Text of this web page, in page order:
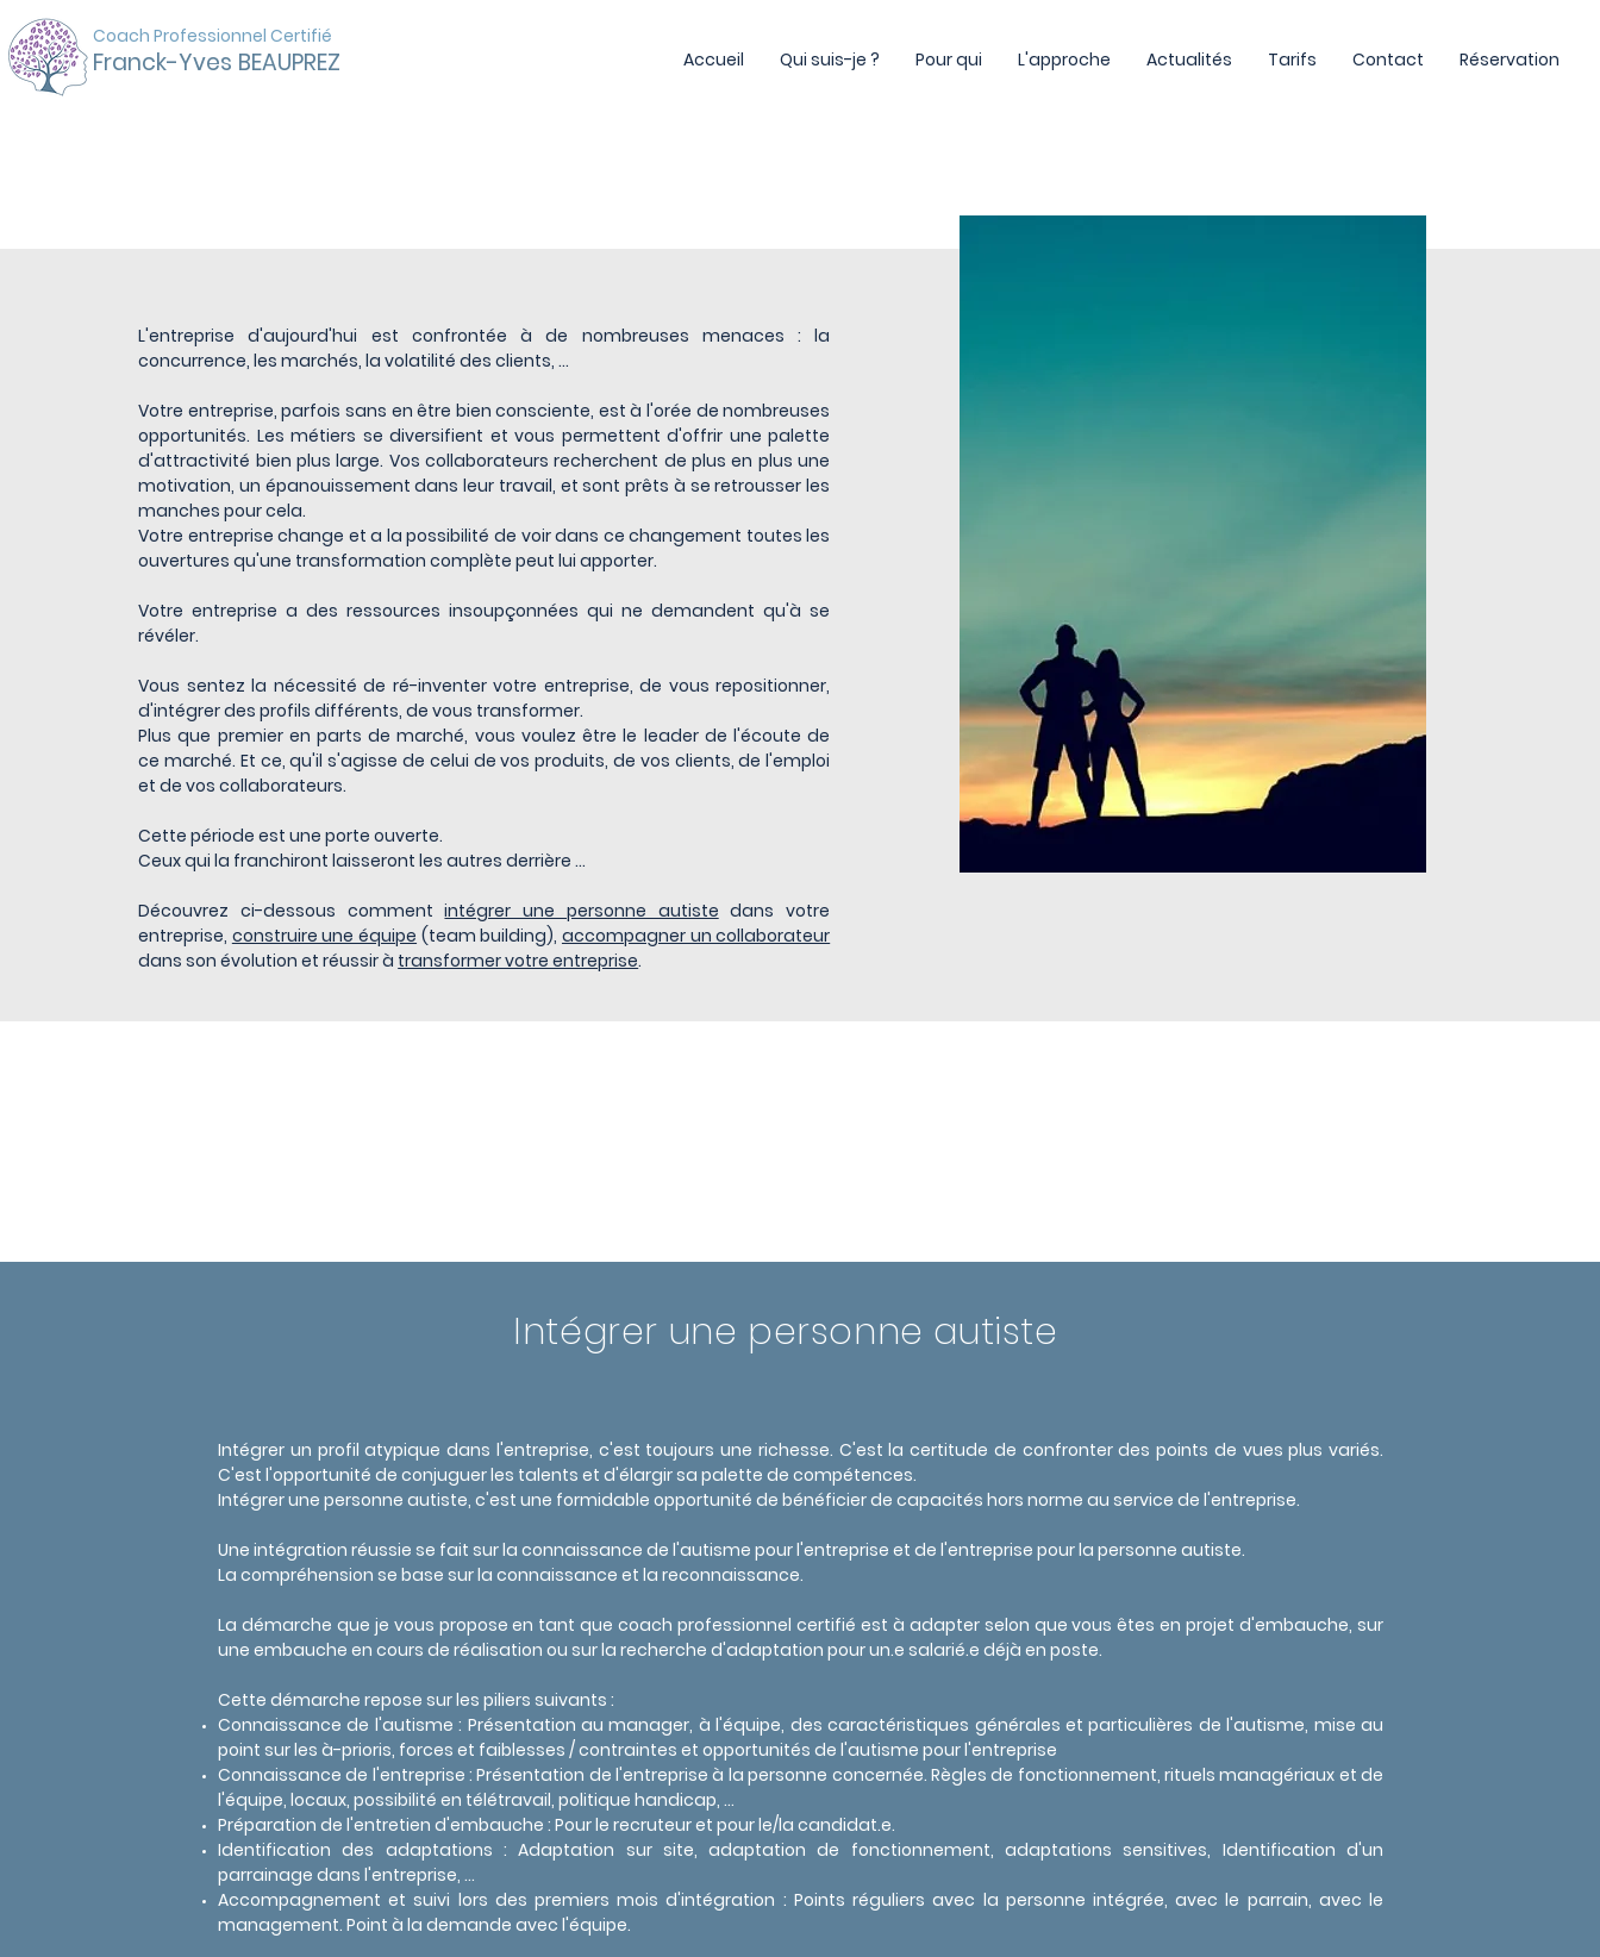
Coach Professionnel Certifié
Franck-Yves BEAUPREZ Accueil Qui suis-je ? Pour qui L'approche Actualités Tarifs Contact Réservation
L'entreprise d'aujourd'hui est confrontée à de nombreuses menaces : la
concurrence, les marchés, la volatilité des clients, …
Votre entreprise, parfois sans en être bien consciente, est à l'orée de nombreuses
opportunités. Les métiers se diversifient et vous permettent d'offrir une palette
d'attractivité bien plus large. Vos collaborateurs recherchent de plus en plus une
motivation, un épanouissement dans leur travail, et sont prêts à se retrousser les
manches pour cela.
Votre entreprise change et a la possibilité de voir dans ce changement toutes les
ouvertures qu'une transformation complète peut lui apporter.
Votre entreprise a des ressources insoupçonnées qui ne demandent qu'à se
révéler.
Vous sentez la nécessité de ré-inventer votre entreprise, de vous repositionner,
d'intégrer des profils différents, de vous transformer.
Plus que premier en parts de marché, vous voulez être le leader de l'écoute de
ce marché. Et ce, qu'il s'agisse de celui de vos produits, de vos clients, de l'emploi
et de vos collaborateurs.
Cette période est une porte ouverte.
Ceux qui la franchiront laisseront les autres derrière ...
Découvrez ci-dessous commentintégrer une personne autiste dans votre
entreprise, construire une équipe (team building), accompagner un collaborateur
dans son évolution et réussir à transformer votre entreprise.
Intégrer une personne autiste
Intégrer un profil atypique dans l'entreprise, c'est toujours une richesse. C'est la certitude de confronter des points de vues plus variés.
C'est l'opportunité de conjuguer les talents et d'élargir sa palette de compétences.
Intégrer une personne autiste, c'est une formidable opportunité de bénéficier de capacités hors norme au service de l'entreprise.
Une intégration réussie se fait sur la connaissance de l'autisme pour l'entreprise et de l'entreprise pour la personne autiste.
La compréhension se base sur la connaissance et la reconnaissance.
La démarche que je vous propose en tant que coach professionnel certifié est à adapter selon que vous êtes en projet d'embauche, sur
une embauche en cours de réalisation ou sur la recherche d'adaptation pour un.e salarié.e déjà en poste.
Cette démarche repose sur les piliers suivants :
Connaissance de l'autisme : Présentation au manager, à l'équipe, des caractéristiques générales et particulières de l'autisme, mise au
point sur les à-prioris, forces et faiblesses / contraintes et opportunités de l'autisme pour l'entreprise
Connaissance de l'entreprise : Présentation de l'entreprise à la personne concernée. Règles de fonctionnement, rituels managériaux et de
l'équipe, locaux, possibilité en télétravail, politique handicap, …
Préparation de l'entretien d'embauche : Pour le recruteur et pour le/la candidat.e.
Identification des adaptations : Adaptation sur site, adaptation de fonctionnement, adaptations sensitives, Identification d'un
parrainage dans l'entreprise, ...
Accompagnement et suivi lors des premiers mois d'intégration : Points réguliers avec la personne intégrée, avec le parrain, avec le
management. Point à la demande avec l'équipe.